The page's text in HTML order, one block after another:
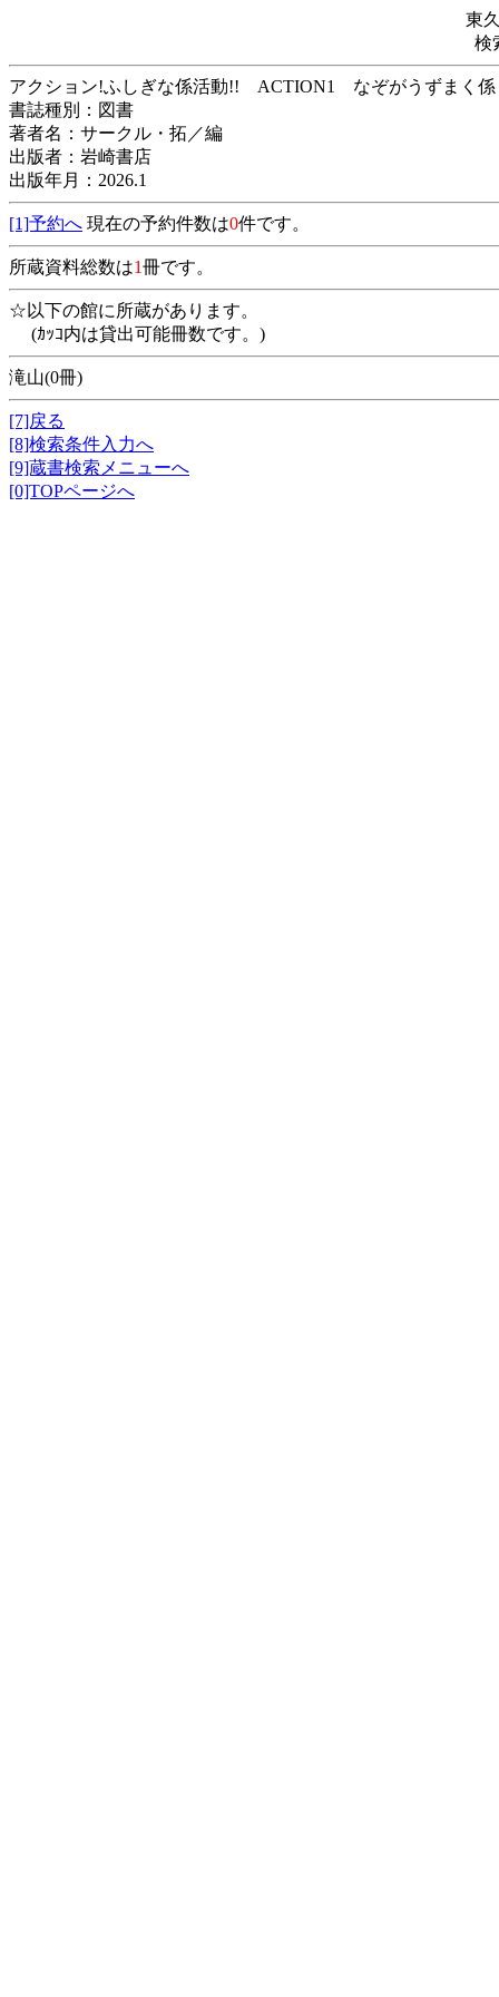
東
検
アクション!ふしぎな係活動!! ACTION1 なぞ
書誌種別：図書
著者名：サークル・拓／編
出版者：岩崎書店
出版年月：2026.1
[1]予約へ 現在の予約件数は0件です。
所蔵資料総数は1冊です。
☆以下の館に所蔵があります。
(ｶｯｺ内は貸出可能冊数です。)
滝山(0冊)
[7]戻る
[8]検索条件入力へ
[9]蔵書検索メニューへ
[0]TOPページへ